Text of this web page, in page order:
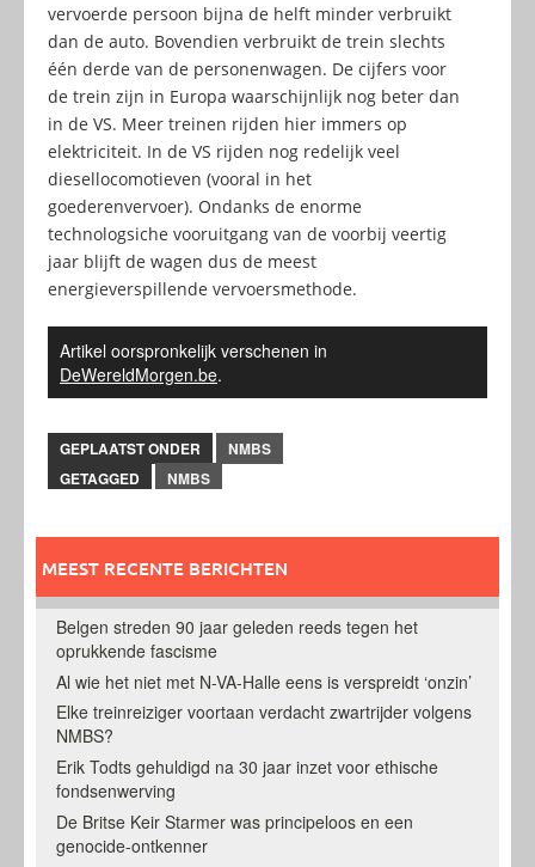
vervoerde persoon bijna de helft minder verbruikt
dan de auto. Bovendien verbruikt de trein slechts
één derde van de personenwagen. De cijfers voor
de trein zijn in Europa waarschijnlijk nog beter dan
in de VS. Meer treinen rijden hier immers op
elektriciteit. In de VS rijden nog redelijk veel
diesellocomotieven (vooral in het
goederenvervoer). Ondanks de enorme
technologsiche vooruitgang van de voorbij veertig
jaar blijft de wagen dus de meest
energieverspillende vervoersmethode.
Artikel oorspronkelijk verschenen in
DeWereldMorgen.be.
GEPLAATST ONDER
NMBS
GETAGGED
NMBS
MEEST RECENTE BERICHTEN
Belgen streden 90 jaar geleden reeds tegen het
oprukkende fascisme
Al wie het niet met N-VA-Halle eens is verspreidt ‘onzin’
Elke treinreiziger voortaan verdacht zwartrijder volgens
NMBS?
Erik Todts gehuldigd na 30 jaar inzet voor ethische
fondsenwerving
De Britse Keir Starmer was principeloos en een
genocide-ontkenner